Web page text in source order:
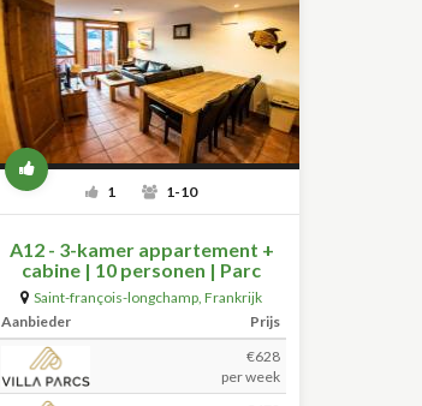
1 1-10
A12 - 3-kamer appartement +
cabine | 10 personen | Parc
Madeleine
Saint-françois-longchamp,Frankrijk
Aanbieder
Prijs
€628
per week